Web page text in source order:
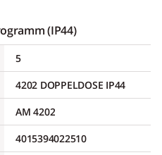
(IP44)
5
4202 DOPPELDOSE IP44
AM 4202
4015394022510